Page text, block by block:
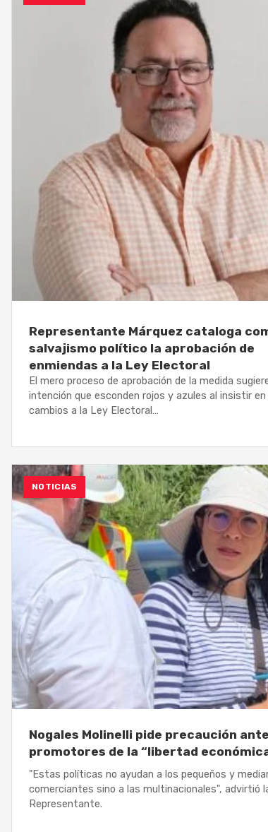
Representante Márquez cataloga
salvajismo político la aprobación de
enmiendas a la Ley Electoral
El mero proceso de aprobación de la medida
intención que esconden rojos y azules al insistir
cambios a la Ley Electoral…
NOTICIAS
Nogales Molinelli pide precaución
promotores de la “libertad
"Estas políticas no ayudan a los pequeños y
comerciantes sino a las multinacionales", advirtió
Representante.